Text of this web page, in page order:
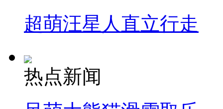
超萌汪星人直立行走
热点新闻